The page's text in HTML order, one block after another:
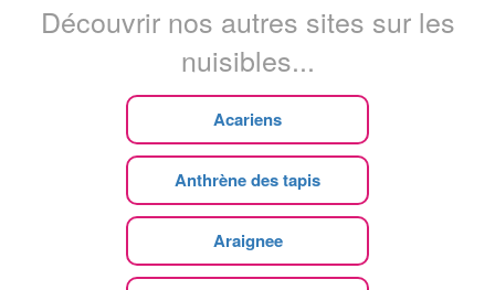
Découvrir nos autres sites sur les
nuisibles...
Acariens
Anthrène des tapis
Araignee